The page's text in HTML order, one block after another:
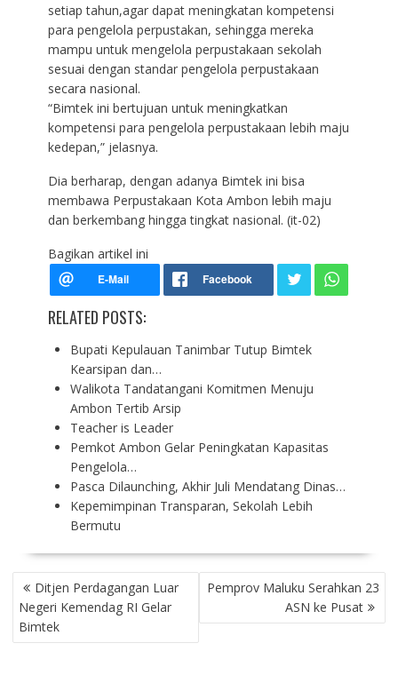
setiap tahun,agar dapat meningkatan kompetensi
para pengelola perpustakan, sehingga mereka
mampu untuk mengelola perpustakaan sekolah
sesuai dengan standar pengelola perpustakaan
secara nasional.
“Bimtek ini bertujuan untuk meningkatkan
kompetensi para pengelola perpustakaan lebih maju
kedepan,” jelasnya.
Dia berharap, dengan adanya Bimtek ini bisa
membawa Perpustakaan Kota Ambon lebih maju
dan berkembang hingga tingkat nasional. (it-02)
Bagikan artikel ini
RELATED POSTS:
Bupati Kepulauan Tanimbar Tutup Bimtek
Kearsipan dan…
Walikota Tandatangani Komitmen Menuju
Ambon Tertib Arsip
Teacher is Leader
Pemkot Ambon Gelar Peningkatan Kapasitas
Pengelola…
Pasca Dilaunching, Akhir Juli Mendatang Dinas…
Kepemimpinan Transparan, Sekolah Lebih
Bermutu
P
O
S
T
Ditjen Perdagangan Luar
Negeri Kemendag RI Gelar
Bimtek
Pemprov Maluku Serahkan 23
ASN ke Pusat